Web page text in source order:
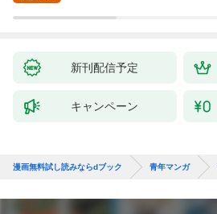
新刊配信予定
キャンペーン
漫画無料試し読みならdブック 青年マンガ